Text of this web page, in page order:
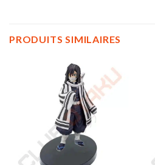
PRODUITS SIMILAIRES